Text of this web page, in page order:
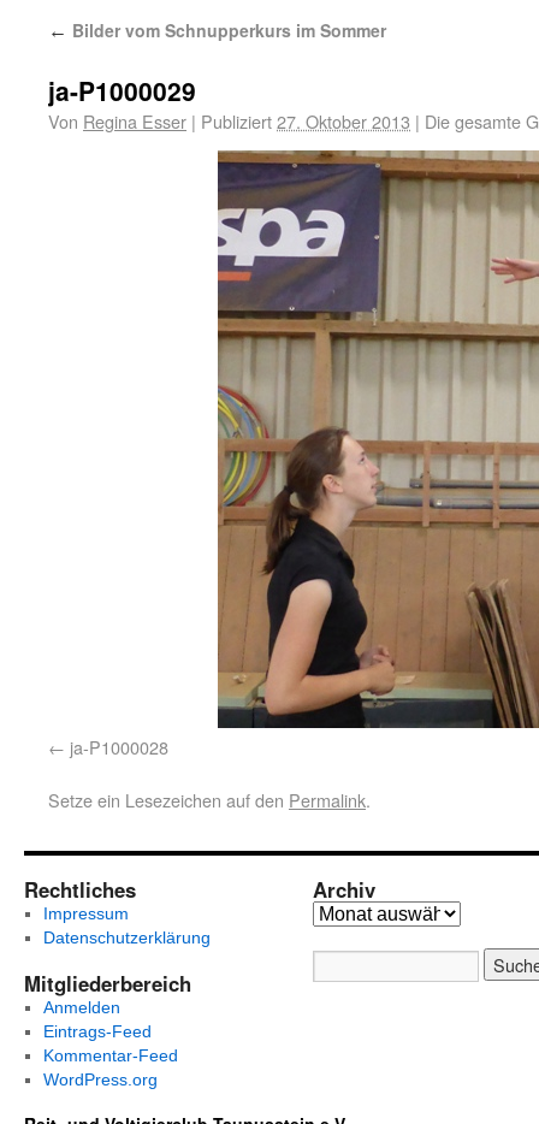
← Bilder vom Schnupperkurs im Sommer
ja-P1000029
Von Regina Esser | Publiziert27. Oktober 2013 | Die gesamte
ja-P1000028
Setze ein Lesezeichen auf den Permalink.
Rechtliches
Impressum
Datenschutzerklärung
Mitgliederbereich
Anmelden
Eintrags-Feed
Kommentar-Feed
WordPress.org
Archiv